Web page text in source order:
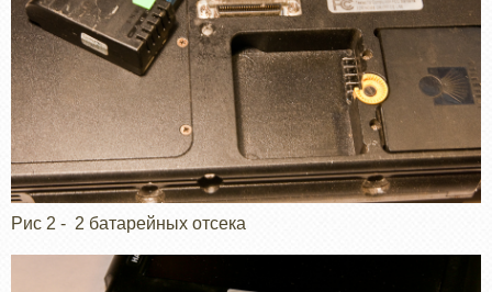
Рис 2 - 2 батарейных отсека